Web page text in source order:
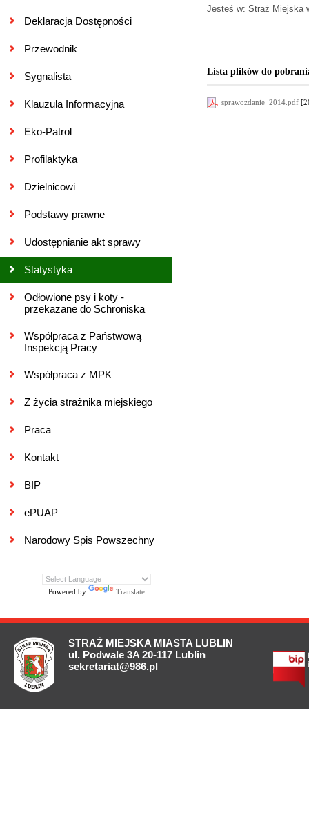
Deklaracja Dostępności
Przewodnik
Sygnalista
Klauzula Informacyjna
Eko-Patrol
Profilaktyka
Dzielnicowi
Podstawy prawne
Udostępnianie akt sprawy
Statystyka
Odłowione psy i koty -
przekazane do Schroniska
Współpraca z Państwową
Inspekcją Pracy
Współpraca z MPK
Z życia strażnika miejskiego
Praca
Kontakt
BIP
ePUAP
Narodowy Spis Powszechny
Powered by Translate
Jesteś w: Straż Miejska
Lista plików do
sprawozdanie_2014.pdf
STRAŻ MIEJSKA MIASTA LUBLIN
ul. Podwale 3A 20-117 Lublin
sekretariat@986.pl